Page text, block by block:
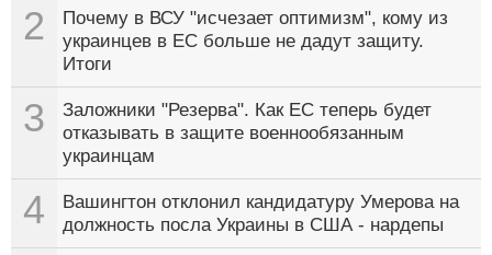
2
Почему в ВСУ "исчезает оптимизм", кому из
украинцев в ЕС больше не дадут защиту.
Итоги
3
Заложники "Резерва". Как ЕС теперь будет
отказывать в защите военнообязанным
украинцам
4
Вашингтон отклонил кандидатуру Умерова на
должность посла Украины в США - нардепы